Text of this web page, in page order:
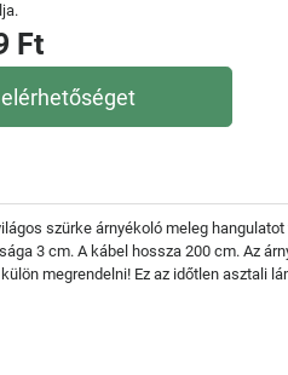
Ft
szürke árnyékoló meleg
3 cm. A kábel hossza 200 cm. Az
megrendelni! Ez az időtlen asztali